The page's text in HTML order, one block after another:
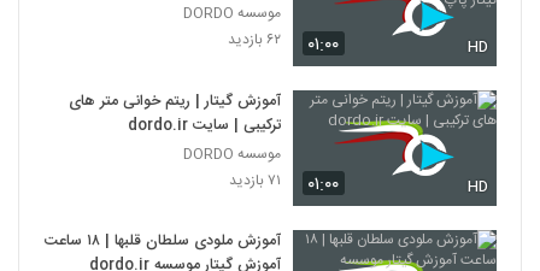
۰۱:۰۰ HD
موسسه DORDO
۶۲ بازدید
۰۱:۰۰ HD
آموزش گیتار | ریتم خوانی متر های
ترکیبی | سایت dordo.ir
موسسه DORDO
۷۱ بازدید
آموزش ملودی سلطان قلبها | ۱۸ ساعت
آموزش گیتار موسسه dordo.ir